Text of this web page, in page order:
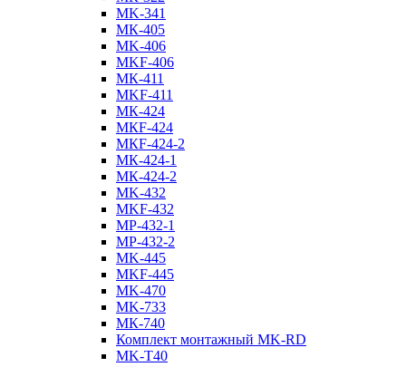
MK-341
МК-405
MK-406
MKF-406
МК-411
MKF-411
МК-424
МКF-424
МКF-424-2
МК-424-1
МК-424-2
MK-432
MKF-432
МР-432-1
МР-432-2
MK-445
MKF-445
MK-470
MK-733
МК-740
Комплект монтажный MK-RD
MK-T40